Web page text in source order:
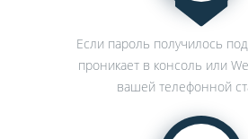
Если пароль получилось
проникает в консоль или
вашей телефонной